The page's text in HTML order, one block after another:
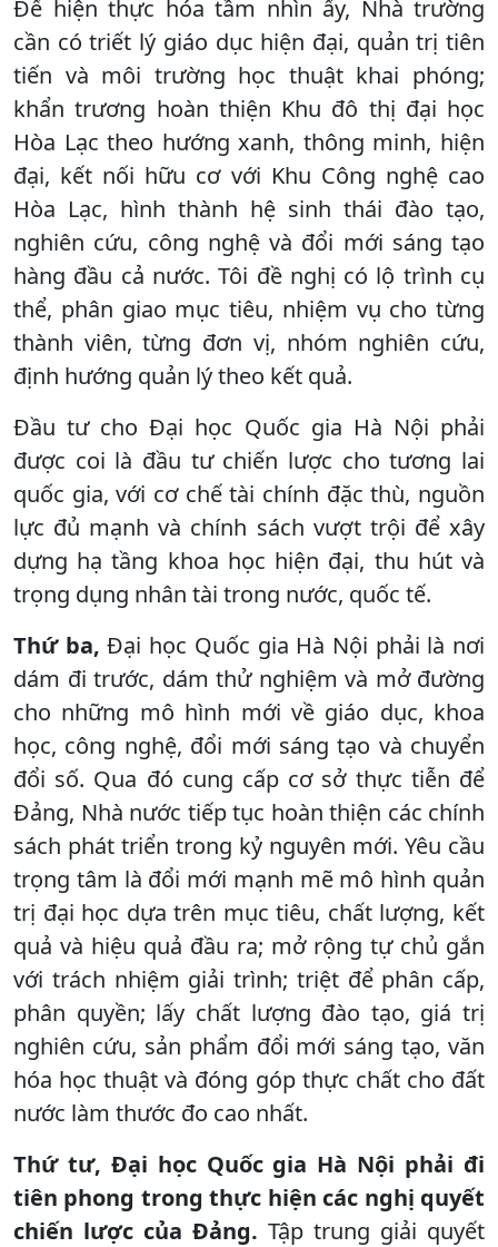
Để hiện thực hóa tầm nhìn ấy, Nhà trường
cần có triết lý giáo dục hiện đại, quản trị tiên
tiến và môi trường học thuật khai phóng;
khẩn trương hoàn thiện Khu đô thị đại học
Hòa Lạc theo hướng xanh, thông minh, hiện
đại, kết nối hữu cơ với Khu Công nghệ cao
Hòa Lạc, hình thành hệ sinh thái đào tạo,
nghiên cứu, công nghệ và đổi mới sáng tạo
hàng đầu cả nước. Tôi đề nghị có lộ trình cụ
thể, phân giao mục tiêu, nhiệm vụ cho từng
thành viên, từng đơn vị, nhóm nghiên cứu,
định hướng quản lý theo kết quả.
Đầu tư cho Đại học Quốc gia Hà Nội phải
được coi là đầu tư chiến lược cho tương lai
quốc gia, với cơ chế tài chính đặc thù, nguồn
lực đủ mạnh và chính sách vượt trội để xây
dựng hạ tầng khoa học hiện đại, thu hút và
trọng dụng nhân tài trong nước, quốc tế.
Thứ ba, Đại học Quốc gia Hà Nội phải là nơi
dám đi trước, dám thử nghiệm và mở đường
cho những mô hình mới về giáo dục, khoa
học, công nghệ, đổi mới sáng tạo và chuyển
đổi số. Qua đó cung cấp cơ sở thực tiễn để
Đảng, Nhà nước tiếp tục hoàn thiện các chính
sách phát triển trong kỷ nguyên mới. Yêu cầu
trọng tâm là đổi mới mạnh mẽ mô hình quản
trị đại học dựa trên mục tiêu, chất lượng, kết
quả và hiệu quả đầu ra; mở rộng tự chủ gắn
với trách nhiệm giải trình; triệt để phân cấp,
phân quyền; lấy chất lượng đào tạo, giá trị
nghiên cứu, sản phẩm đổi mới sáng tạo, văn
hóa học thuật và đóng góp thực chất cho đất
nước làm thước đo cao nhất.
Thứ tư, Đại học Quốc gia Hà Nội phải đi
tiên phong trong thực hiện các nghị quyết
chiến lược của Đảng. Tập trung giải quyết